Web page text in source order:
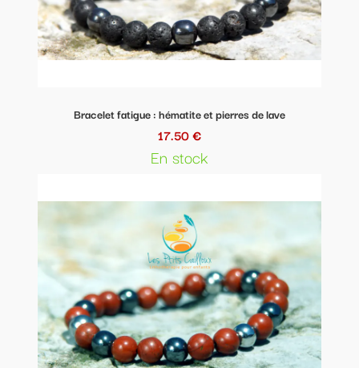
Bracelet fatigue : hématite et pierres de lave
17.50 €
En stock